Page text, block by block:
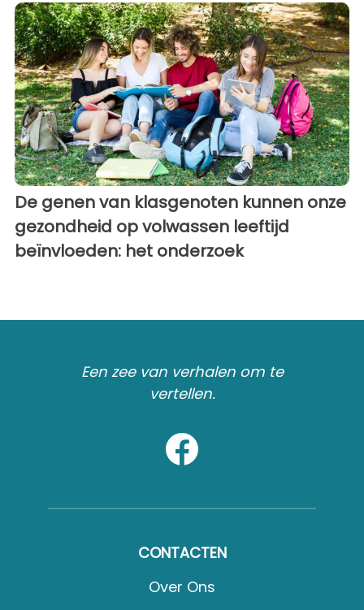
De genen van klasgenoten kunnen onze
gezondheid op volwassen leeftijd
beïnvloeden: het onderzoek
Een zee van verhalen om te
vertellen.
CONTACTEN
Over Ons